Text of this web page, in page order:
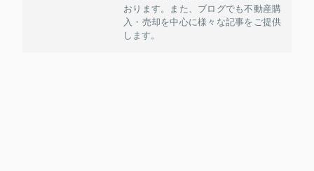
おります。また、ブログでも不動産購
入・売却を中心に様々な記事をご提供
します。